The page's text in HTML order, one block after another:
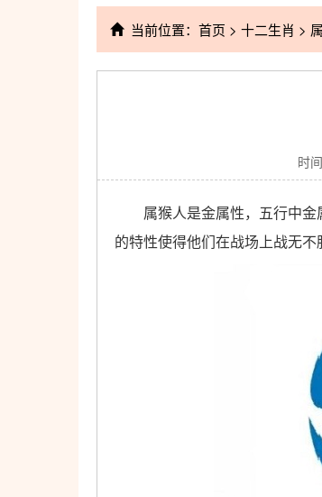
当前位置： 首页 > 十二生肖 >
时
属猴人是金属性，五行中金
的特性使得他们在战场上战无